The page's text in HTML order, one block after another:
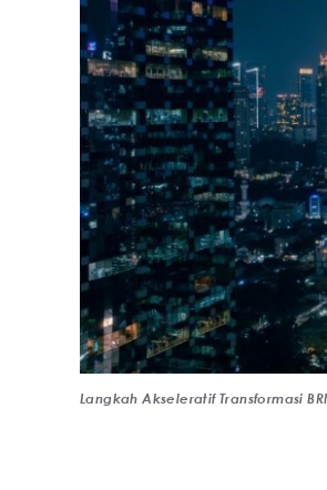
Langkah Akseleratif Transformasi